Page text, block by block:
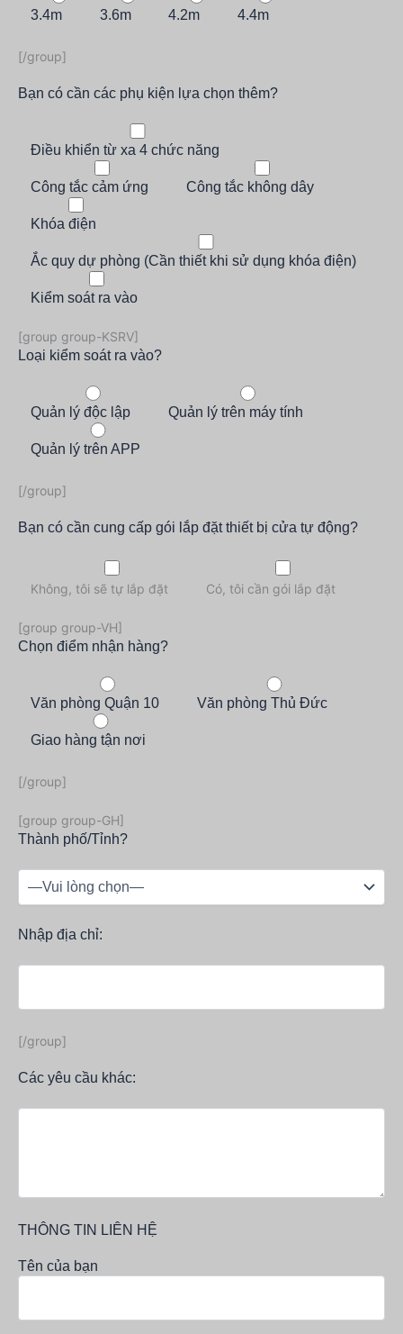
3.4m 3.6m 4.2m 4.4m
[/group]
Bạn có cần các phụ kiện lựa chọn thêm?
Điều khiển từ xa 4 chức năng
Công tắc cảm ứng Công tắc không dây
Khóa điện
Ắc quy dự phòng (Cần thiết khi sử dụng khóa điện)
Kiểm soát ra vào
[group group-KSRV]
Loại kiểm soát ra vào?
Quản lý độc lập Quản lý trên máy tính
Quản lý trên APP
[/group]
Bạn có cần cung cấp gói lắp đặt thiết bị cửa tự động?
Không, tôi sẽ tự lắp đặt Có, tôi cần gói lắp đặt
[group group-VH]
Chọn điểm nhận hàng?
Văn phòng Quận 10 Văn phòng Thủ Đức
Giao hàng tận nơi
[/group]
[group group-GH]
Thành phố/Tỉnh?
Nhập địa chỉ:
[/group]
Các yêu cầu khác:
THÔNG TIN LIÊN HỆ
Tên của bạn